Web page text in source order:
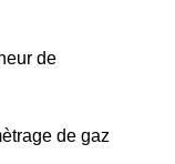
de
de gaz